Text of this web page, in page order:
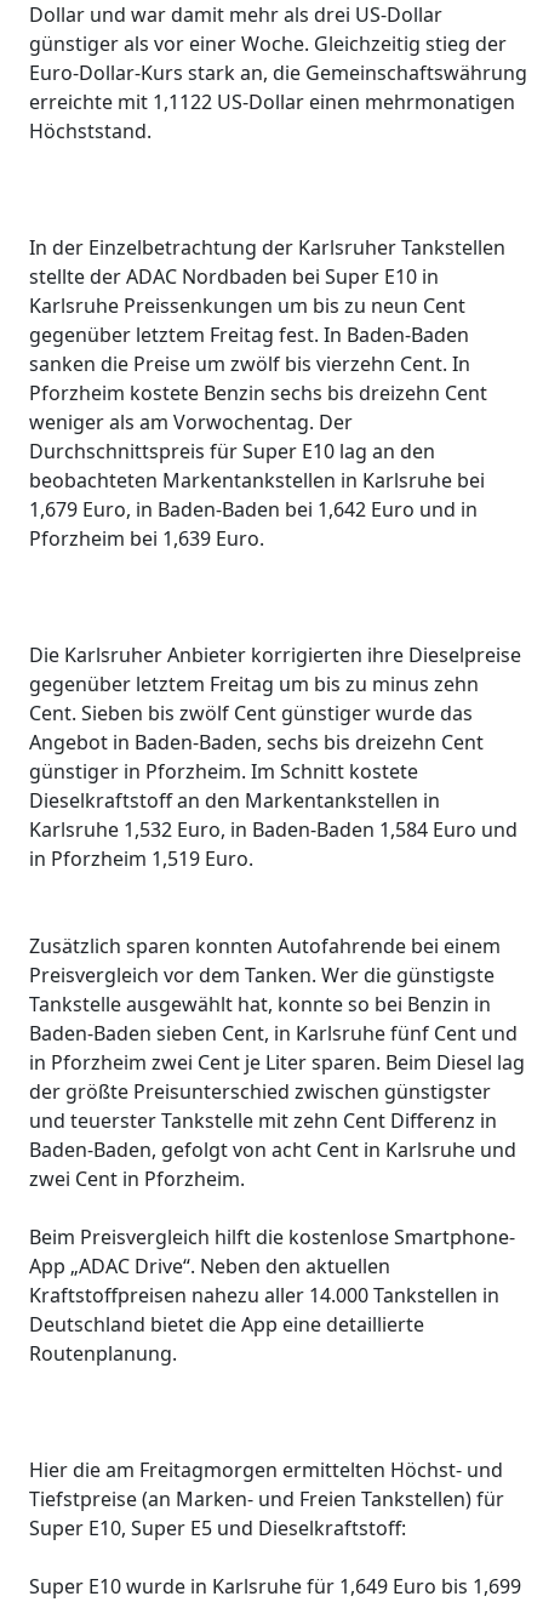
Dollar und war damit mehr als drei US-Dollar
günstiger als vor einer Woche. Gleichzeitig stieg der
Euro-Dollar-Kurs stark an, die Gemeinschaftswährung
erreichte mit 1,1122 US-Dollar einen mehrmonatigen
Höchststand.
In der Einzelbetrachtung der Karlsruher Tankstellen
stellte der ADAC Nordbaden bei Super E10 in
Karlsruhe Preissenkungen um bis zu neun Cent
gegenüber letztem Freitag fest. In Baden-Baden
sanken die Preise um zwölf bis vierzehn Cent. In
Pforzheim kostete Benzin sechs bis dreizehn Cent
weniger als am Vorwochentag. Der
Durchschnittspreis für Super E10 lag an den
beobachteten Markentankstellen in Karlsruhe bei
1,679 Euro, in Baden-Baden bei 1,642 Euro und in
Pforzheim bei 1,639 Euro.
Die Karlsruher Anbieter korrigierten ihre Dieselpreise
gegenüber letztem Freitag um bis zu minus zehn
Cent. Sieben bis zwölf Cent günstiger wurde das
Angebot in Baden-Baden, sechs bis dreizehn Cent
günstiger in Pforzheim. Im Schnitt kostete
Dieselkraftstoff an den Markentankstellen in
Karlsruhe 1,532 Euro, in Baden-Baden 1,584 Euro und
in Pforzheim 1,519 Euro.
Zusätzlich sparen konnten Autofahrende bei einem
Preisvergleich vor dem Tanken. Wer die günstigste
Tankstelle ausgewählt hat, konnte so bei Benzin in
Baden-Baden sieben Cent, in Karlsruhe fünf Cent und
in Pforzheim zwei Cent je Liter sparen. Beim Diesel lag
der größte Preisunterschied zwischen günstigster
und teuerster Tankstelle mit zehn Cent Differenz in
Baden-Baden, gefolgt von acht Cent in Karlsruhe und
zwei Cent in Pforzheim.
Beim Preisvergleich hilft die kostenlose Smartphone-
App „ADAC Drive“. Neben den aktuellen
Kraftstoffpreisen nahezu aller 14.000 Tankstellen in
Deutschland bietet die App eine detaillierte
Routenplanung.
Hier die am Freitagmorgen ermittelten Höchst- und
Tiefstpreise (an Marken- und Freien Tankstellen) für
Super E10, Super E5 und Dieselkraftstoff:
Super E10 wurde in Karlsruhe für 1,649 Euro bis 1,699